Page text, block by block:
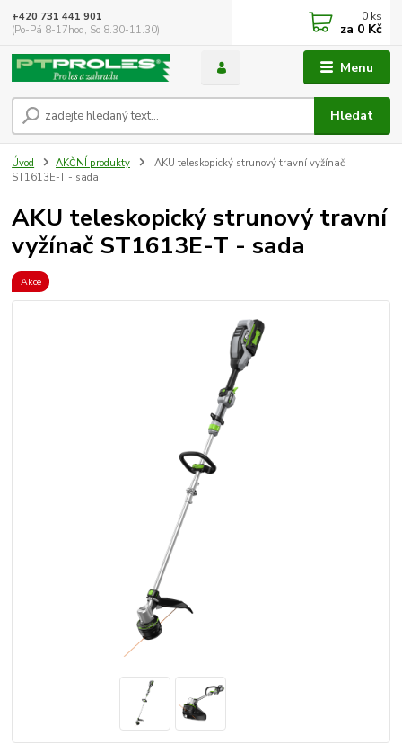
Menu
Hledat
+420 731 441 901
(Po-Pá 8-17hod, So 8.30-11.30)
0 ks
za 0 Kč
Úvod AKČNÍ produkty
AKU teleskopický strunový travní vyžínač
ST1613E-T - sada
AKU teleskopický strunový travní
vyžínač ST1613E-T - sada
Akce